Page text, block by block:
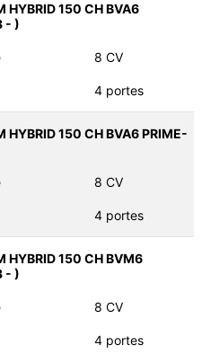
HYBRID 150 CH BVA6
- )
8 CV
4 portes
150 CH BVA6 PRIME-
8 CV
4 portes
HYBRID 150 CH BVM6
- )
8 CV
4 portes